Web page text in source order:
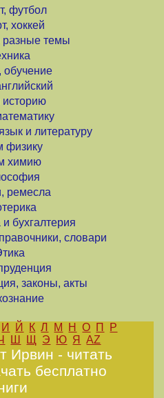
футбол
хоккей
разные темы
обучение
и литературу
физику
химию
ремесла
бухгалтерия
словари
законы, акты
И Й К Л М Н О П
Р
Ш Щ Э Ю Я AZ
Ирвин - читать
бесплатно